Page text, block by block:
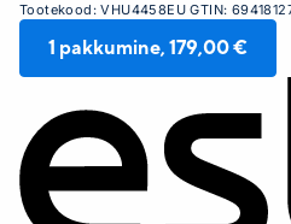
Tootekood:VHU4458EU GTIN:
1 pakkumine, 179,00 €